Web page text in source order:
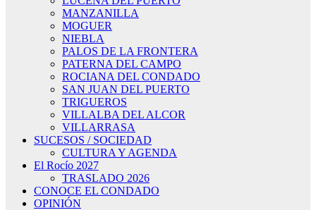
MANZANILLA
MOGUER
NIEBLA
PALOS DE LA FRONTERA
PATERNA DEL CAMPO
ROCIANA DEL CONDADO
SAN JUAN DEL PUERTO
TRIGUEROS
VILLALBA DEL ALCOR
VILLARRASA
SUCESOS / SOCIEDAD
CULTURA Y AGENDA
El Rocío 2027
TRASLADO 2026
CONOCE EL CONDADO
OPINIÓN